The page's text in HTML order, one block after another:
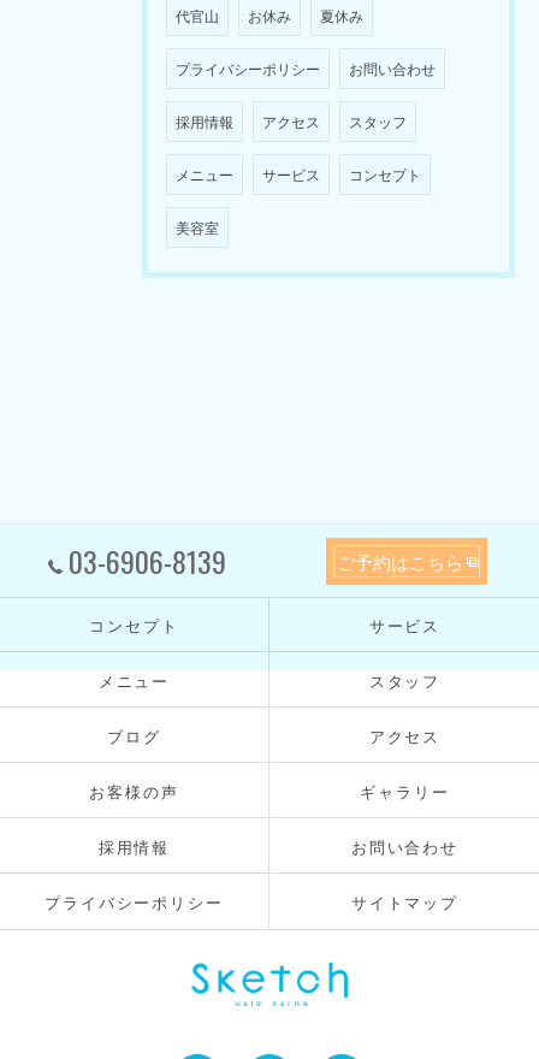
代官山 お休み 夏休み
プライバシーポリシー お問い合わせ
採用情報 アクセス スタッフ
メニュー サービス コンセプト
美容室
03-6906-8139 ご予約はこちら
コンセプト サービス
メニュー スタッフ
ブログ アクセス
お客様の声 ギャラリー
採用情報 お問い合わせ
プライバシーポリシー サイトマップ